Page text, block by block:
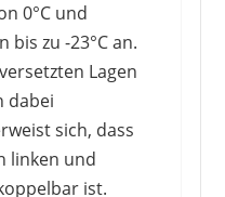
0°C und
zu -23°C an.
Lagen
dabei
sich, dass
linken und
ist.